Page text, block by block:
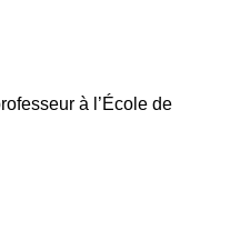
à l’École de